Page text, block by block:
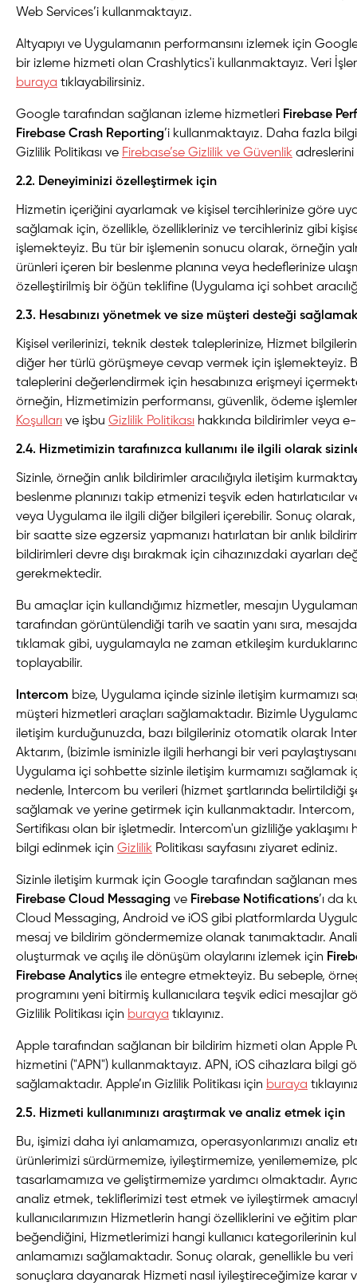
Web Services’i kullanmaktayız.
Altyapıyı ve Uygulamanın performansını izlemek için
bir izleme hizmeti olan Crashlytics'i kullanmaktayız. Veri
buraya tıklayabilirsiniz.
Google tarafından sağlanan izleme hizmetleri Firebase
Firebase Crash Reporting’i kullanmaktayız. Daha fazla
Gizlilik Politikası ve Firebase’se Gizlilik ve Güvenlik
2.2. Deneyiminizi özelleştirmek için
Hizmetin içeriğini ayarlamak ve kişisel tercihlerinize göre
sağlamak için, özellikle, özellikleriniz ve tercihleriniz gibi
işlemekteyiz. Bu tür bir işlemenin sonucu olarak, örneğin
ürünleri içeren bir beslenme planına veya hedeflerinize
özelleştirilmiş bir öğün teklifine (Uygulama içi sohbet
2.3. Hesabınızı yönetmek ve size müşteri desteği
Kişisel verilerinizi, teknik destek taleplerinize, Hizmet
diğer her türlü görüşmeye cevap vermek için işlemekteyiz.
taleplerini değerlendirmek için hesabınıza erişmeyi
örneğin, Hizmetimizin performansı, güvenlik, ödeme
Koşulları ve işbu Gizlilik Politikası hakkında bildirimler veya
2.4. Hizmetimizin tarafınızca kullanımı ile ilgili olarak
Sizinle, örneğin anlık bildirimler aracılığıyla iletişim
beslenme planınızı takip etmenizi teşvik eden hatırlatıcılar
veya Uygulama ile ilgili diğer bilgileri içerebilir. Sonuç
bir saatte size egzersiz yapmanızı hatırlatan bir anlık
bildirimleri devre dışı bırakmak için cihazınızdaki ayarları
gerekmektedir.
Bu amaçlar için kullandığımız hizmetler, mesajın
tarafından görüntülendiği tarih ve saatin yanı sıra,
tıklamak gibi, uygulamayla ne zaman etkileşim
toplayabilir.
Intercom bize, Uygulama içinde sizinle iletişim kurmamızı
müşteri hizmetleri araçları sağlamaktadır. Bizimle
iletişim kurduğunuzda, bazı bilgileriniz otomatik olarak
Aktarım, (bizimle isminizle ilgili herhangi bir veri
Uygulama içi sohbette sizinle iletişim kurmamızı sağlamak
nedenle, Intercom bu verileri (hizmet şartlarında belirtildiği
sağlamak ve yerine getirmek için kullanmaktadır. Intercom,
Sertifikası olan bir işletmedir. Intercom'un gizliliğe yaklaşımı
bilgi edinmek için Gizlilik Politikası sayfasını ziyaret ediniz.
Sizinle iletişim kurmak için Google tarafından sağlanan
Firebase Cloud Messaging ve Firebase Notifications’ı da
Cloud Messaging, Android ve iOS gibi platformlarda
mesaj ve bildirim göndermemize olanak tanımaktadır.
oluşturmak ve açılış ile dönüşüm olaylarını izlemek için
Firebase Analytics ile entegre etmekteyiz. Bu sebeple,
programını yeni bitirmiş kullanıcılara teşvik edici mesajlar
Gizlilik Politikası için buraya tıklayınız.
Apple tarafından sağlanan bir bildirim hizmeti olan Apple
hizmetini ("APN") kullanmaktayız. APN, iOS cihazlara bilgi
sağlamaktadır. Apple’ın Gizlilik Politikası için buraya
2.5. Hizmeti kullanımınızı araştırmak ve analiz etmek için
Bu, işimizi daha iyi anlamamıza, operasyonlarımızı analiz
ürünlerimizi sürdürmemize, iyileştirmemize, yenilememize,
tasarlamamıza ve geliştirmemize yardımcı olmaktadır.
analiz etmek, tekliflerimizi test etmek ve iyileştirmek
kullanıcılarımızın Hizmetlerin hangi özelliklerini ve eğitim
beğendiğini, Hizmetlerimizi hangi kullanıcı kategorilerinin
anlamamızı sağlamaktadır. Sonuç olarak, genellikle bu
sonuçlara dayanarak Hizmeti nasıl iyileştireceğimize karar